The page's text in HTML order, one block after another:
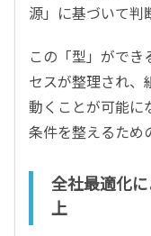
源」に基づいて判
この「型」ができ
セスが整理され、
動くことが可能に
条件を整えるため
全社最適化
上